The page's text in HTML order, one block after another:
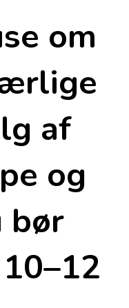
om
af
og
bør